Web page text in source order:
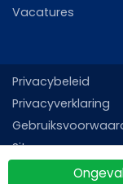
Vacatures
Privacybeleid
Privacyverklaring
Sitemap